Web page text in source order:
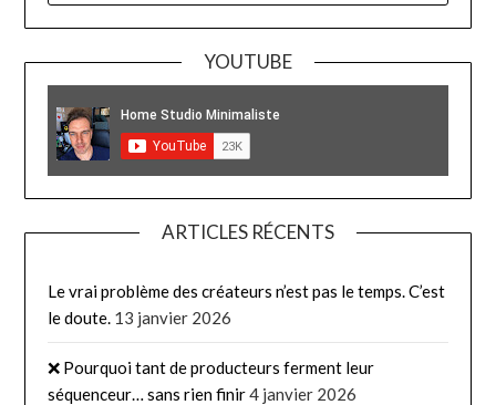
YOUTUBE
ARTICLES RÉCENTS
Le vrai problème des créateurs n’est pas le temps. C’est
le doute. 13 janvier 2026
❌ Pourquoi tant de producteurs ferment leur
séquenceur… sans rien finir4 janvier 2026